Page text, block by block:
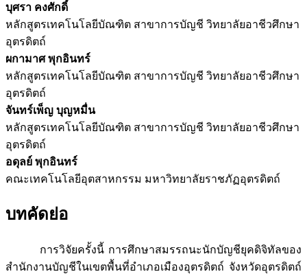
บุศรา คงศักดิ์
หลักสูตรเทคโนโลยีบัณฑิต สาขาการบัญชี วิทยาลัยอาชีวศึกษา
อุตรดิตถ์
ผกามาศ พุกอินทร์
หลักสูตรเทคโนโลยีบัณฑิต สาขาการบัญชี วิทยาลัยอาชีวศึกษา
อุตรดิตถ์
จันทร์เพ็ญ บุญหมื่น
หลักสูตรเทคโนโลยีบัณฑิต สาขาการบัญชี วิทยาลัยอาชีวศึกษา
อุตรดิตถ์
อดุลย์ พุกอินทร์
คณะเทคโนโลยีอุตสาหกรรม มหาวิทยาลัยราชภัฏอุตรดิตถ์
บทคัดย่อ
การวิจัยครั้งนี้ การศึกษาสมรรถนะนักบัญชียุคดิจิทัลของ
สำนักงานบัญชีในเขตพื้นที่อำเภอเมืองอุตรดิตถ์ จังหวัดอุตรดิตถ์